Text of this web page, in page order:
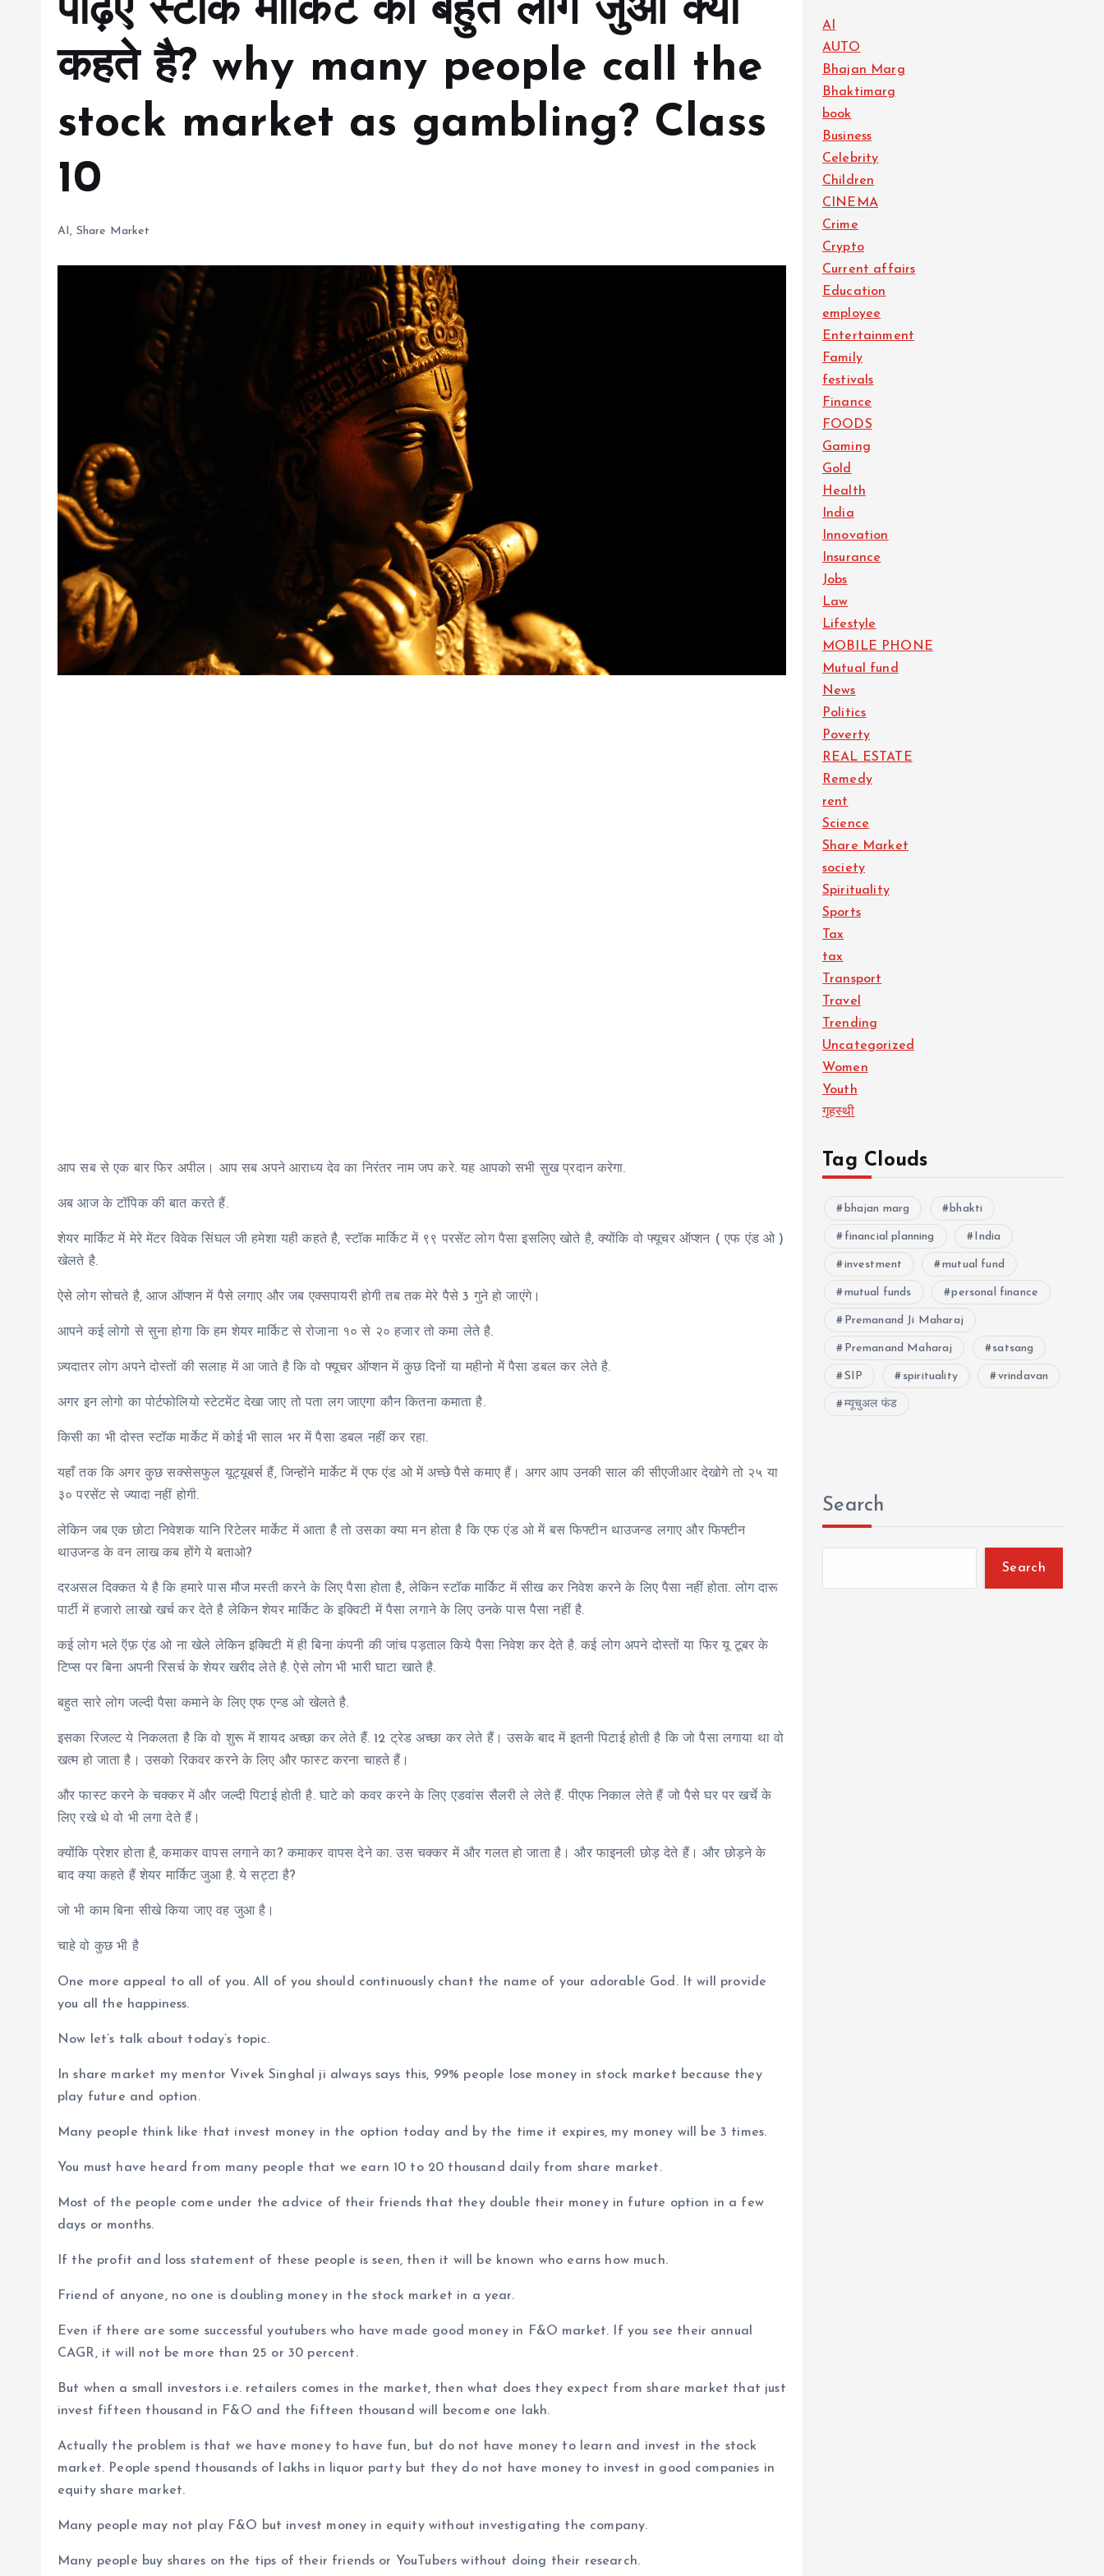
पढ़िए स्टॉक मार्किट को बहुत लोग जुआ क्यों
कहते है? why many people call the
stock market as gambling? Class
10
AI, Share Market
आप सब से एक बार फिर अपील। आप सब अपने आराध्य देव का निरंतर नाम जप करे. यह आपको सभी सुख प्रदान करेगा.
अब आज के टॉपिक की बात करते हैं.
शेयर मार्किट में मेरे मेंटर विवेक सिंघल जी हमेशा यही कहते है, स्टॉक मार्किट में ९९ परसेंट लोग पैसा इसलिए खोते है, क्योंकि वो फ्यूचर ऑप्शन ( एफ एंड ओ )
खेलते है.
ऐसे लोग सोचते है, आज ऑप्शन में पैसे लगाए और जब एक्सपायरी होगी तब तक मेरे पैसे 3 गुने हो जाएंगे।
आपने कई लोगो से सुना होगा कि हम शेयर मार्किट से रोजाना १० से २० हजार तो कमा लेते है.
ज़्यदातर लोग अपने दोस्तों की सलाह में आ जाते है कि वो फ्यूचर ऑप्शन में कुछ दिनों या महीनो में पैसा डबल कर लेते है.
अगर इन लोगो का पोर्टफोलियो स्टेटमेंट देखा जाए तो पता लग जाएगा कौन कितना कमाता है.
किसी का भी दोस्त स्टॉक मार्केट में कोई भी साल भर में पैसा डबल नहीं कर रहा.
यहाँ तक कि अगर कुछ सक्सेसफुल यूट्यूबर्स हैं, जिन्होंने मार्केट में एफ एंड ओ में अच्छे पैसे कमाए हैं। अगर आप उनकी साल की सीएजीआर देखोगे तो २५ या
३० परसेंट से ज्यादा नहीं होगी.
लेकिन जब एक छोटा निवेशक यानि रिटेलर मार्केट में आता है तो उसका क्या मन होता है कि एफ एंड ओ में बस फिफ्टीन थाउजन्ड लगाए और फिफ्टीन
थाउजन्ड के वन लाख कब होंगे ये बताओ?
दरअसल दिक्कत ये है कि हमारे पास मौज मस्ती करने के लिए पैसा होता है, लेकिन स्टॉक मार्किट में सीख कर निवेश करने के लिए पैसा नहीं होता. लोग दारू
पार्टी में हजारो लाखो खर्च कर देते है लेकिन शेयर मार्किट के इक्विटी में पैसा लगाने के लिए उनके पास पैसा नहीं है.
कई लोग भले ऍफ़ एंड ओ ना खेले लेकिन इक्विटी में ही बिना कंपनी की जांच पड़ताल किये पैसा निवेश कर देते है. कई लोग अपने दोस्तों या फिर यू टूबर के
टिप्स पर बिना अपनी रिसर्च के शेयर खरीद लेते है. ऐसे लोग भी भारी घाटा खाते है.
बहुत सारे लोग जल्दी पैसा कमाने के लिए एफ एन्ड ओ खेलते है.
इसका रिजल्ट ये निकलता है कि वो शुरू में शायद अच्छा कर लेते हैं. 12 ट्रेड अच्छा कर लेते हैं। उसके बाद में इतनी पिटाई होती है कि जो पैसा लगाया था वो
खत्म हो जाता है। उसको रिकवर करने के लिए और फास्ट करना चाहते हैं।
और फास्ट करने के चक्कर में और जल्दी पिटाई होती है. घाटे को कवर करने के लिए एडवांस सैलरी ले लेते हैं. पीएफ निकाल लेते हैं जो पैसे घर पर खर्चे के
लिए रखे थे वो भी लगा देते हैं।
क्योंकि प्रेशर होता है, कमाकर वापस लगाने का? कमाकर वापस देने का. उस चक्कर में और गलत हो जाता है। और फाइनली छोड़ देते हैं। और छोड़ने के
बाद क्या कहते हैं शेयर मार्किट जुआ है. ये सट्टा है?
जो भी काम बिना सीखे किया जाए वह जुआ है।
चाहे वो कुछ भी है
One more appeal to all of you. All of you should continuously chant the name of your adorable God. It will provide
you all the happiness.
Now let’s talk about today’s topic.
In share market my mentor Vivek Singhal ji always says this, 99% people lose money in stock market because they
play future and option.
Many people think like that invest money in the option today and by the time it expires, my money will be 3 times.
You must have heard from many people that we earn 10 to 20 thousand daily from share market.
Most of the people come under the advice of their friends that they double their money in future option in a few
days or months.
If the profit and loss statement of these people is seen, then it will be known who earns how much.
Friend of anyone, no one is doubling money in the stock market in a year.
Even if there are some successful youtubers who have made good money in F&O market. If you see their annual
CAGR, it will not be more than 25 or 30 percent.
But when a small investors i.e. retailers comes in the market, then what does they expect from share market that just
invest fifteen thousand in F&O and the fifteen thousand will become one lakh.
Actually the problem is that we have money to have fun, but do not have money to learn and invest in the stock
market. People spend thousands of lakhs in liquor party but they do not have money to invest in good companies in
equity share market.
Many people may not play F&O but invest money in equity without investigating the company.
Many people buy shares on the tips of their friends or YouTubers without doing their research.
AI
AUTO
Bhajan Marg
Bhaktimarg
book
Business
Celebrity
Children
CINEMA
Crime
Crypto
Current affairs
Education
employee
Entertainment
Family
festivals
Finance
FOODS
Gaming
Gold
Health
India
Innovation
Insurance
Jobs
Law
Lifestyle
MOBILE PHONE
Mutual fund
News
Politics
Poverty
REAL ESTATE
Remedy
rent
Science
Share Market
society
Spirituality
Sports
Tax
tax
Transport
Travel
Trending
Uncategorized
Women
Youth
गृहस्थी
Tag Clouds
bhajan marg bhakti
financial planning India
investment mutual fund
mutual funds personal finance
Premanand Ji Maharaj
Premanand Maharaj satsang
SIP spirituality vrindavan
म्यूचुअल फंड
Search
Search